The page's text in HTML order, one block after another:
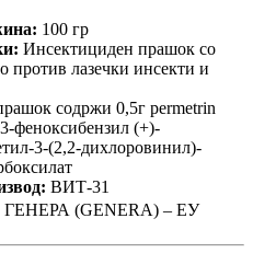
100 гр
Инсектициден прашок со
против лазечки инсекти и
содржи 0,5г permetrin
феноксибензил (+)-
3-(2,2-дихлоровинил)-
ВИТ-31
ГЕНЕРА (GENERA) – ЕУ